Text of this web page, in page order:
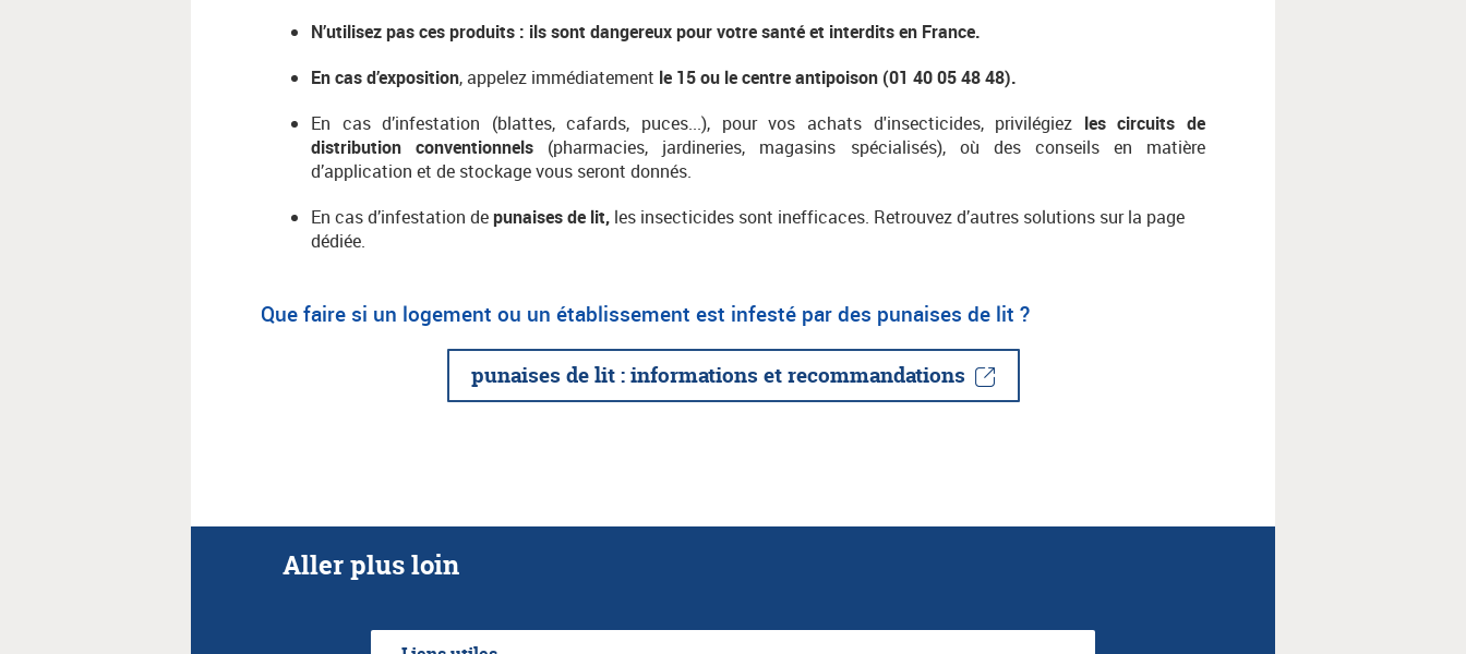
N’utilisez pas ces produits : ils sont dangereux pour votre santé et interdits en France.
En cas d’exposition, appelez immédiatement le 15 ou le centre antipoison (01 40 05 48 48).
En cas d’infestation (blattes, cafards, puces...), pour vos achats d'insecticides, privilégiez les circuits de
distribution conventionnels (pharmacies, jardineries, magasins spécialisés), où des conseils en matière
d’application et de stockage vous seront donnés.
En cas d’infestation depunaises de lit, les insecticides sont inefficaces. Retrouvez d’autres solutions sur la page
dédiée.
Que faire si un logement ou un établissement est infesté par des punaises de lit ?
punaises de lit : informations et recommandations
Aller plus loin